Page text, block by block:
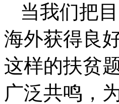
当我们把
海外获得良
这样的扶贫
广泛共鸣，